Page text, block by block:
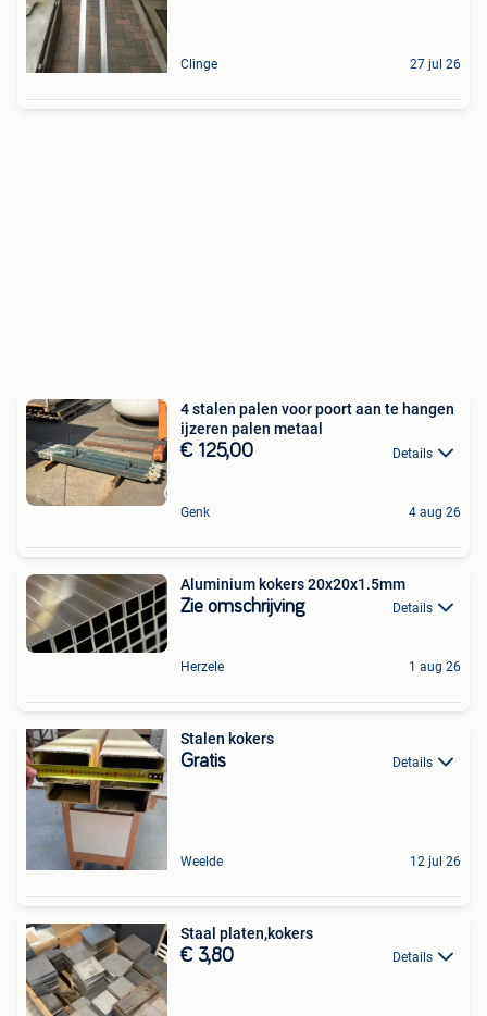
Clinge 27 jul 26
4 stalen palen voor poort aan te hangen
ijzeren palen metaal
€ 125,00 Details
Genk 4 aug 26
Aluminium kokers 20x20x1.5mm
Zie omschrijving Details
Herzele 1 aug 26
Stalen kokers
Gratis Details
Weelde 12 jul 26
Staal platen,kokers
€ 3,80 Details